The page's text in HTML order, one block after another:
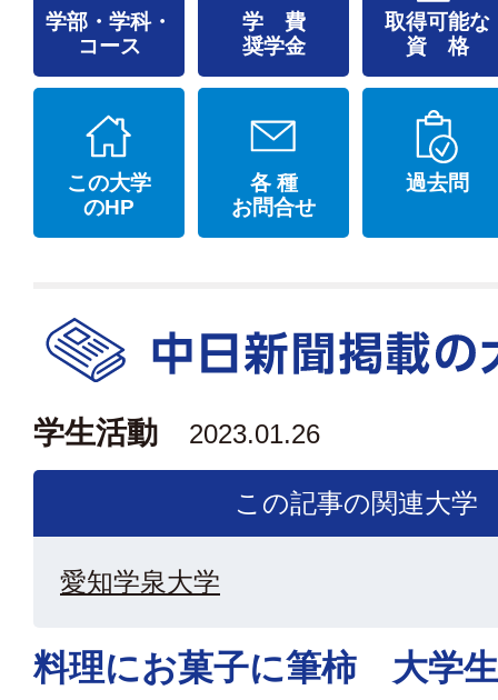
学部・学科・
コース
学 費
奨学金
取得可能な
資 格
この大学
のHP
各 種
お問合せ
過去問
学生活動 2023.01.26
この記事の関連大学
愛知学泉大学
料理にお菓子に筆柿 大学